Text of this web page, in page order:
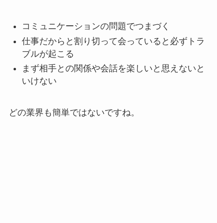
コミュニケーションの問題でつまづく
仕事だからと割り切って会っていると必ずトラ
ブルが起こる
まず相手との関係や会話を楽しいと思えないと
いけない
どの業界も簡単ではないですね。